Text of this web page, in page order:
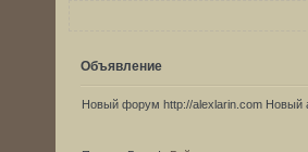
Объявление
Новый форум http://alexlarin.com Новый